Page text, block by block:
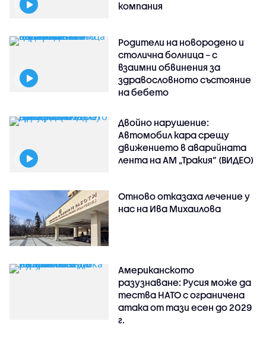
компания
Родители на новородено и
столична болница – с
взаимни обвинения за
здравословното състояние
на бебето
Двойно нарушение:
Автомобил кара срещу
движението в аварийната
лента на АМ „Тракия” (ВИДЕО)
Отново отказаха лечение у
нас на Ива Михаилова
Американското
разузнаване: Русия може да
тества НАТО с ограничена
атака от тази есен до 2029
г.